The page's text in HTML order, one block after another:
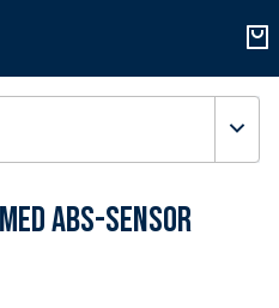
ABS-Sensor